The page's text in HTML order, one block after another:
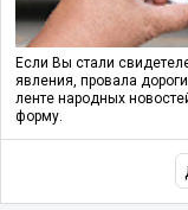
Если Вы стали
явления, провала
ленте народных
форму.